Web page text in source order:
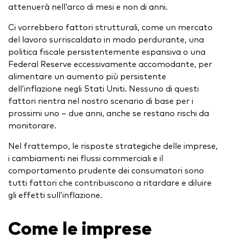
attenuerà nell’arco di mesi e non di anni.
Ci vorrebbero fattori strutturali, come un mercato
del lavoro surriscaldato in modo perdurante, una
politica fiscale persistentemente espansiva o una
Federal Reserve eccessivamente accomodante, per
alimentare un aumento più persistente
dell’inflazione negli Stati Uniti. Nessuno di questi
fattori rientra nel nostro scenario di base per i
prossimi uno – due anni, anche se restano rischi da
monitorare.
Nel frattempo, le risposte strategiche delle imprese,
i cambiamenti nei flussi commerciali e il
comportamento prudente dei consumatori sono
tutti fattori che contribuiscono a ritardare e diluire
gli effetti sull’inflazione.
Come le imprese